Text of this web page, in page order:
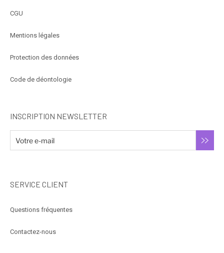
CGU
Mentions légales
Protection des données
Code de déontologie
INSCRIPTION NEWSLETTER
SERVICE CLIENT
Questions fréquentes
Contactez-nous